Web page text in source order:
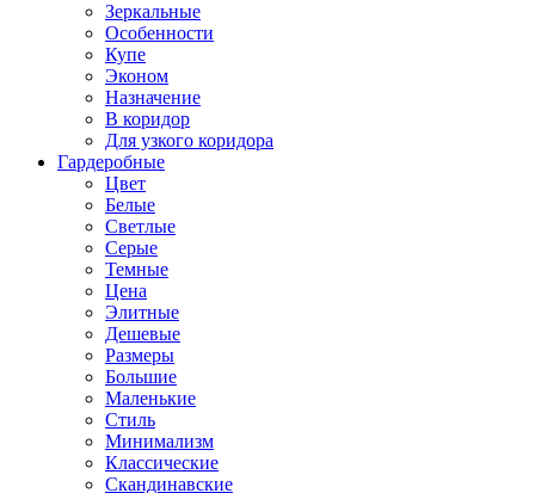
Зеркальные
Особенности
Купе
Эконом
Назначение
В коридор
Для узкого коридора
Гардеробные
Цвет
Белые
Светлые
Серые
Темные
Цена
Элитные
Дешевые
Размеры
Большие
Маленькие
Стиль
Минимализм
Классические
Скандинавские